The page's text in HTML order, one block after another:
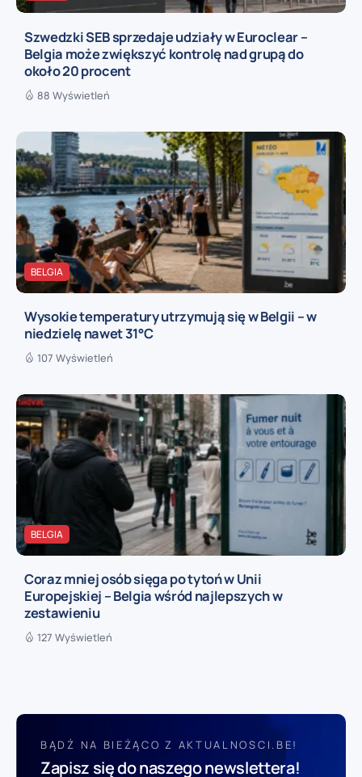
Szwedzki SEB sprzedaje udziały w Euroclear –
Belgia może zwiększyć kontrolę nad grupą do
około 20 procent
88 Wyświetleń
BELGIA
Wysokie temperatury utrzymują się w Belgii – w
niedzielę nawet 31°C
107 Wyświetleń
BELGIA
Coraz mniej osób sięga po tytoń w Unii
Europejskiej – Belgia wśród najlepszych w
zestawieniu
127 Wyświetleń
BĄDŹ NA BIEŻĄCO Z AKTUALNOSCI.BE!
Zapisz się do naszego newslettera!